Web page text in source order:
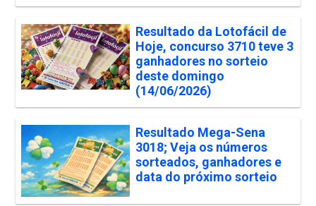
Resultado da Lotofácil de
Hoje, concurso 3710 teve 3
ganhadores no sorteio
deste domingo
(14/06/2026)
Resultado Mega-Sena
3018; Veja os números
sorteados, ganhadores e
data do próximo sorteio